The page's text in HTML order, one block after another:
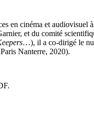
en cinéma et
et du comité
…), il a co-dirigé le
Nanterre, 2020).